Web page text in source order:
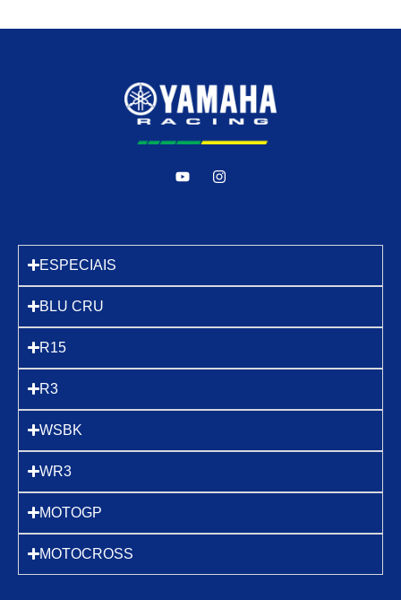
ESPECIAIS
BLU CRU
R15
R3
WSBK
WR3
MOTOGP
MOTOCROSS